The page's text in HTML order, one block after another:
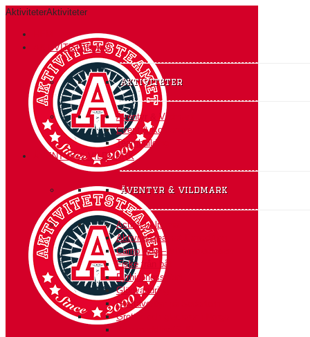
AktiviteterAktiviteter
AKTIVITETER A-Ö
Aktiviteter
Äventyr & Vildmark
Event & Konferens
Teambuilding
ÄVENTYR & VILDMARK
äventyr & vildmark
Action i Alperna
Aktivitetsteamet Expedition
Camp Ådö – Vildmarksbasen
Fiske från båt
Fyrhjulingssafari
Glödvandring
Grottäventyr på Södertörn
Grottor och glacierer i Norge